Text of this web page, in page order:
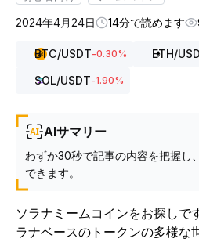
2024年4月24日
14分で読めます
BTC/USDT-0.30% ETH/
SOL/USDT-1.90%
AIサマリー
わずか30秒で記事の内容を把握し
できます。
ソラナミームコインをお探しで
ラナベースのトークンの多様な